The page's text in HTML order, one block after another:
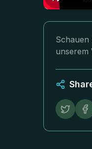
Schauen
unserem